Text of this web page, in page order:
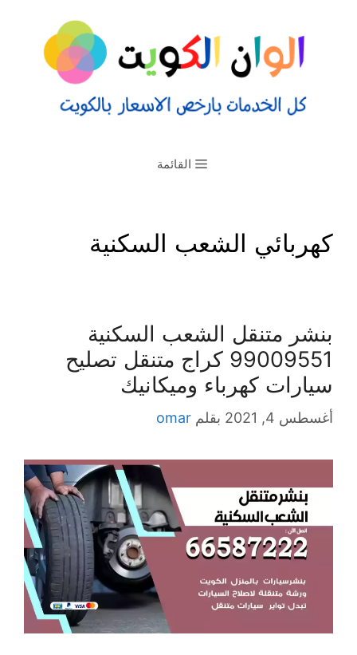
القائمة
كهربائي الشعب السكنية
بنشر متنقل الشعب السكنية
99009551‬ كراج متنقل تصليح
سيارات كهرباء وميكانيك
أغسطس 4, 2021 بقلم omar